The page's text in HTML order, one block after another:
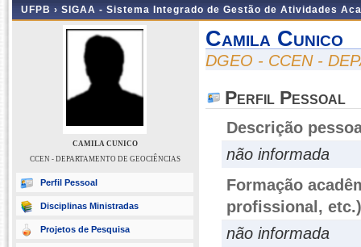
UFPB › SIGAA - Sistema Integrado de Gestão de Atividades
CAMILA CUNICO
CCEN - DEPARTAMENTO DE GEOCIÊNCIAS
Perfil Pessoal
Disciplinas Ministradas
Projetos de Pesquisa
Camila Cunico
DGEO - CCEN -
Perfil Pessoal
Descrição
não informada
Formação
profissional, etc.)
não informada